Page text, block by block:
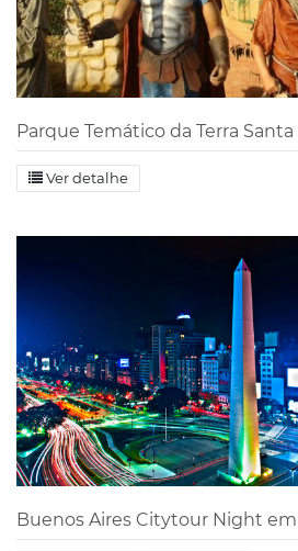
Parque Temático da Terra Santa
Ver detalhe
Buenos Aires Citytour Night